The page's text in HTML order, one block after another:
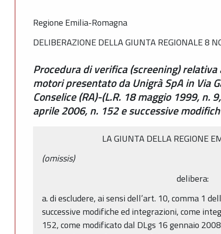
Regione Emilia-Romagna
DELIBERAZIONE DELLA GIUNTA REGIONALE 8
Procedura di verifica (screening)
motori presentato da Unigrà SpA in Via
Conselice (RA)-(L.R. 18 maggio 1999, n.
aprile 2006, n. 152 e successive
LA GIUNTA DELLA REGIONE
(omissis)
delibera:
a. di escludere, ai sensi dell’art. 10, comma 1
successive modifiche ed integrazioni, come
152, come modificato dal DLgs 16 gennaio